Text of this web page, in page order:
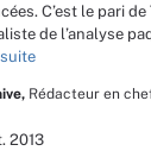
C’est le pari
de l’analyse
Rédacteur en
2013